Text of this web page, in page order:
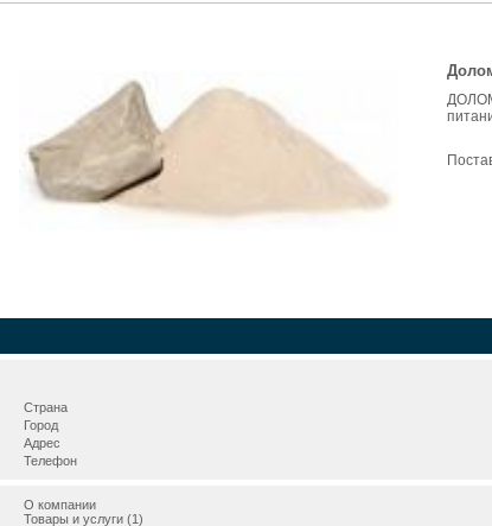
Страна
Город
Адрес
Телефон
О компании
Товары и услуги (1)